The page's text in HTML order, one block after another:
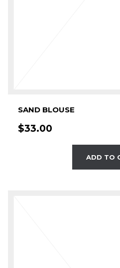
SAND BLOUSE
$33.00
ADD TO